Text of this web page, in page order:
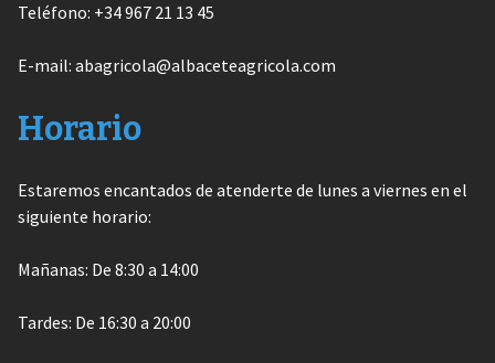
Teléfono: +34 967 21 13 45
E-mail: abagricola@albaceteagricola.com
Horario
Estaremos encantados de atenderte de lunes a viernes en el
siguiente horario:
Mañanas: De 8:30 a 14:00
Tardes: De 16:30 a 20:00